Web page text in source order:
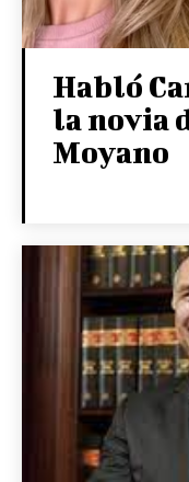
Habló
la novia
Moyano